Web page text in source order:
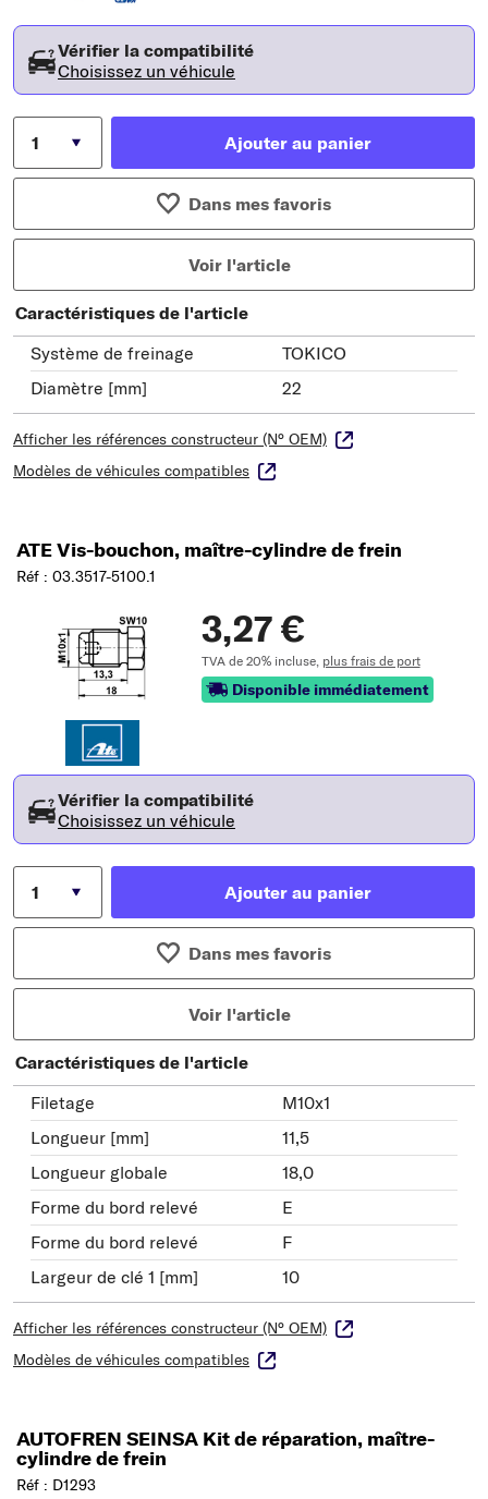
Vérifier la compatibilité
Choisissez un véhicule
Ajouter au panier
Dans mes favoris
Voir l'article
Caractéristiques de l'article
Système de freinage
TOKICO
Diamètre [mm]
22
Afficher les références constructeur (N° OEM)
Modèles de véhicules compatibles
ATE Vis-bouchon, maître-cylindre de frein
Réf : 03.3517-5100.1
3,27 €
TVA de 20% incluse, plus frais de port
Disponible immédiatement
Vérifier la compatibilité
Choisissez un véhicule
Ajouter au panier
Dans mes favoris
Voir l'article
Caractéristiques de l'article
Filetage
M10x1
Longueur [mm]
11,5
Longueur globale
18,0
Forme du bord relevé
E
Forme du bord relevé
F
Largeur de clé 1 [mm]
10
Afficher les références constructeur (N° OEM)
Modèles de véhicules compatibles
AUTOFREN SEINSA Kit de réparation, maître-
cylindre de frein
Réf : D1293